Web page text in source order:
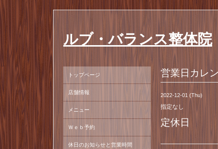
ルブ・バランス整体院
営業日カレ
2022-12-01 (Thu)
指定なし
定休日
トップページ
店舗情報
メニュー
Ｗｅｂ予約
休日のお知らせと営業時間